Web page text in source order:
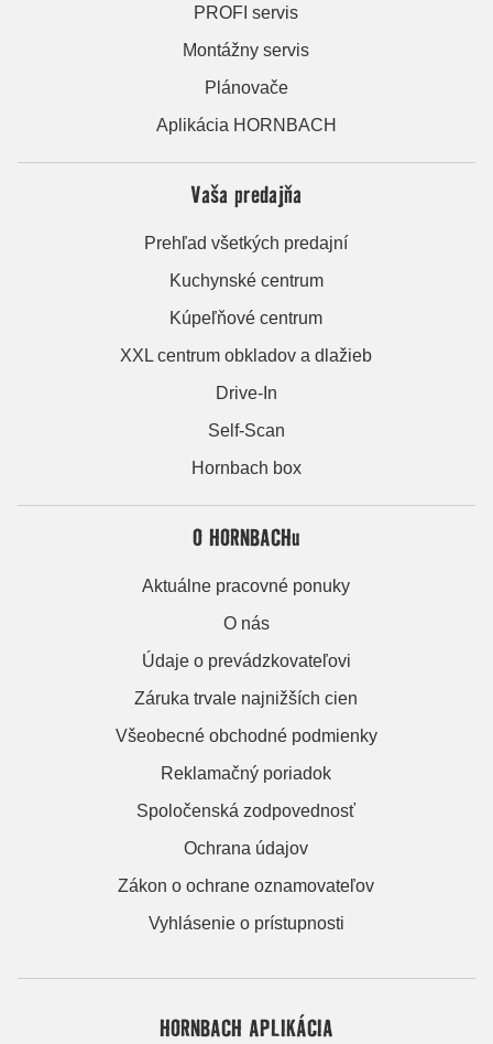
PROFI servis
Montážny servis
Plánovače
Aplikácia HORNBACH
Vaša predajňa
Prehľad všetkých predajní
Kuchynské centrum
Kúpeľňové centrum
XXL centrum obkladov a dlažieb
Drive-In
Self-Scan
Hornbach box
O HORNBACHu
Aktuálne pracovné ponuky
O nás
Údaje o prevádzkovateľovi
Záruka trvale najnižších cien
Všeobecné obchodné podmienky
Reklamačný poriadok
Spoločenská zodpovednosť
Ochrana údajov
Zákon o ochrane oznamovateľov
Vyhlásenie o prístupnosti
HORNBACH APLIKÁCIA